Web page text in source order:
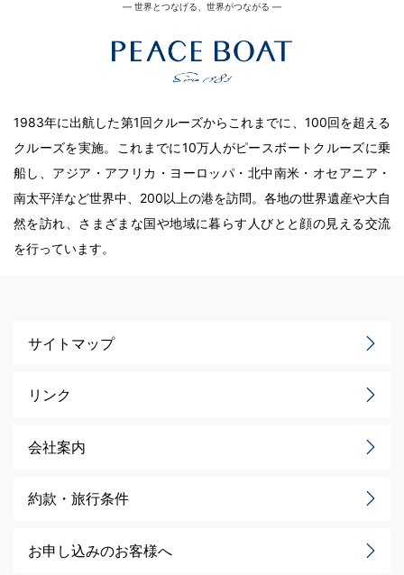
― 世界とつなげる、世界がつながる ―
1983年に出航した第1回クルーズからこれまでに、100回を超える
クルーズを実施。これまでに10万人がピースボートクルーズに乗
船し、アジア・アフリカ・ヨーロッパ・北中南米・オセアニア・
南太平洋など世界中、200以上の港を訪問。各地の世界遺産や大自
然を訪れ、さまざまな国や地域に暮らす人びとと顔の見える交流
を行っています。
サイトマップ
リンク
会社案内
約款・旅行条件
お申し込みのお客様へ